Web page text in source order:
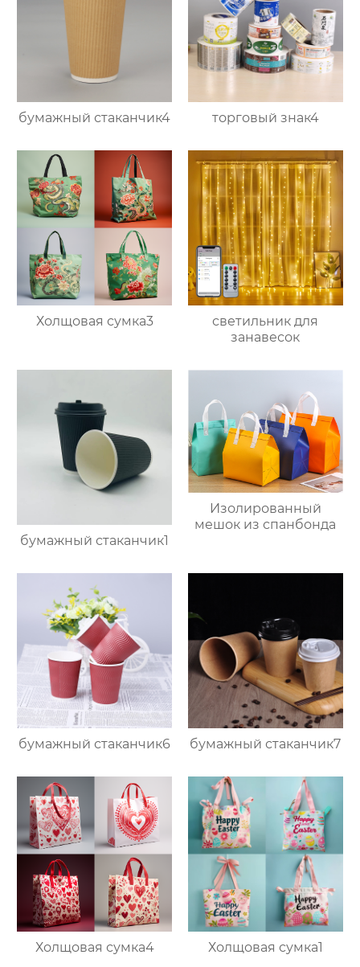
бумажный стаканчик4 торговый знак4
Холщовая сумка3
светильник для
занавесок
бумажный стаканчик1
Изолированный
мешок из спанбонда
бумажный стаканчик6 бумажный стаканчик7
Холщовая сумка4 Холщовая сумка1